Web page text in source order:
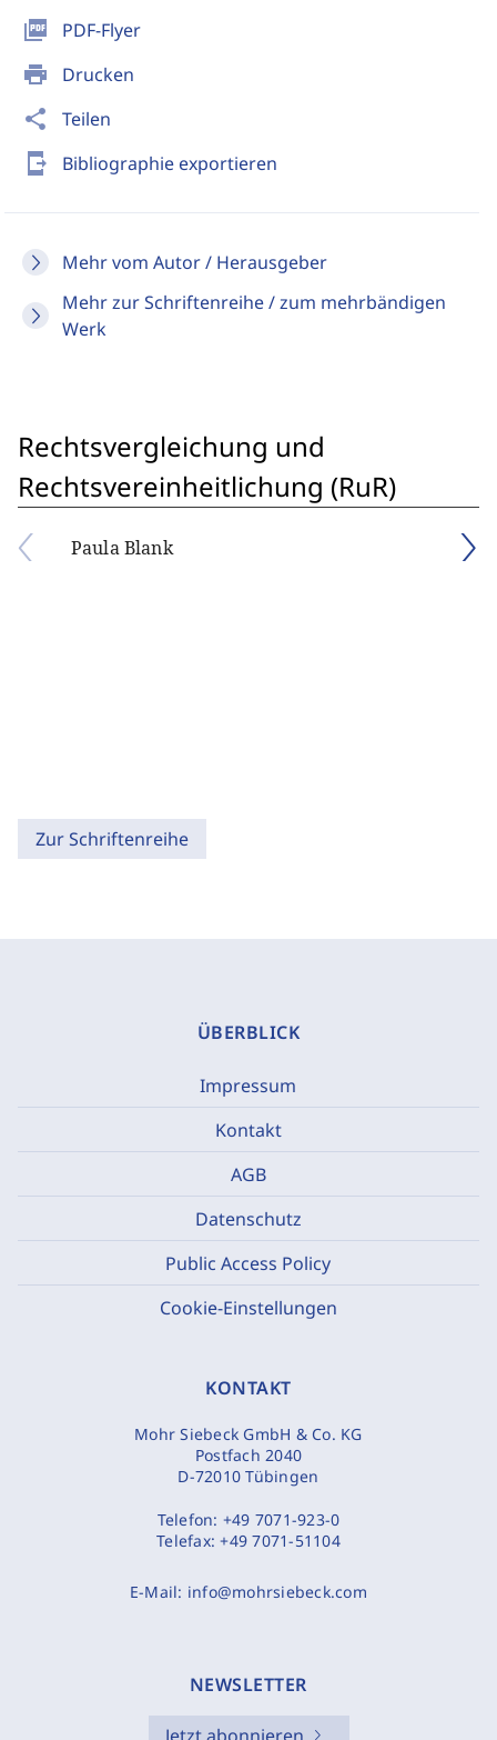
picture_as_pdf PDF-Flyer
print Drucken
share Teilen
send_to_mobile Bibliographie exportieren
Mehr vom Autor / Herausgeber
Mehr zur Schriftenreihe / zum mehrbändigen
Werk
Rechtsvergleichung und
Rechtsvereinheitlichung (RuR)
Paula Blank
Zur Schriftenreihe
ÜBERBLICK
Impressum
Kontakt
AGB
Datenschutz
Public Access Policy
Cookie-Einstellungen
KONTAKT
Mohr Siebeck GmbH & Co. KG
Postfach 2040
D-72010 Tübingen
Telefon: +49 7071-923-0
Telefax:+49 7071-51104
E-Mail: info@mohrsiebeck.com
NEWSLETTER